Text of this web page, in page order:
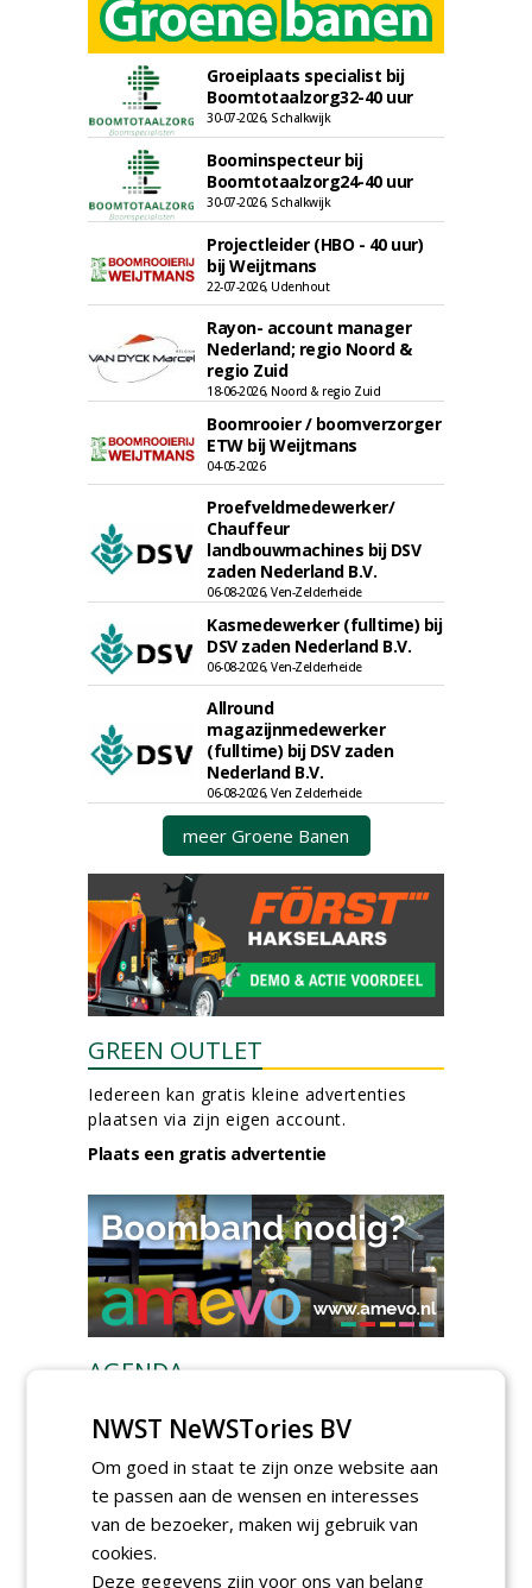
Groeiplaats specialist bij
Boomtotaalzorg32-40 uur
30-07-2026, Schalkwijk
Boominspecteur bij
Boomtotaalzorg24-40 uur
30-07-2026, Schalkwijk
Projectleider (HBO - 40 uur)
bij Weijtmans
22-07-2026, Udenhout
Rayon- account manager
Nederland; regio Noord &
regio Zuid
18-06-2026, Noord & regio Zuid
Boomrooier / boomverzorger
ETW bij Weijtmans
04-05-2026
Proefveldmedewerker/
Chauffeur
landbouwmachines bij DSV
zaden Nederland B.V.
06-08-2026, Ven-Zelderheide
Kasmedewerker (fulltime) bij
DSV zaden Nederland B.V.
06-08-2026, Ven-Zelderheide
Allround
magazijnmedewerker
(fulltime) bij DSV zaden
Nederland B.V.
06-08-2026, Ven Zelderheide
meer Groene Banen
GREEN OUTLET
Iedereen kan gratis kleine advertenties
plaatsen via zijn eigen account.
Plaats een gratis advertentie
AGENDA
9 september
Poel organiseert
Boomverzorgersdag voor
boomprofessionals
NWST NeWSTories BV
Om goed in staat te zijn onze website aan
te passen aan de wensen en interesses
van de bezoeker, maken wij gebruik van
cookies.
Deze gegevens zijn voor ons van belang